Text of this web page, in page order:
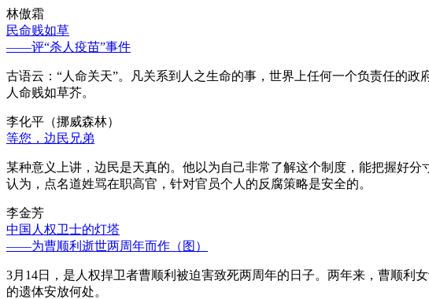
林傲霜
民命贱如草
——评“杀人疫苗”事件
古语云：“人命关天”。凡关系到人之生命的事，世界上任何一个负责任的
人命贱如草芥。
李化平（挪威森林）
等您，边民兄弟
某种意义上讲，边民是天真的。他以为自己非常了解这个制度，能把握好
认为，点名道姓骂在职高官，针对官员个人的反腐策略是安全的。
李金芳
中国人权卫士的灯塔
——为曹顺利逝世两周年而作（图）
3月14日，是人权捍卫者曹顺利被迫害致死两周年的日子。两年来，曹顺
的遗体安放何处。